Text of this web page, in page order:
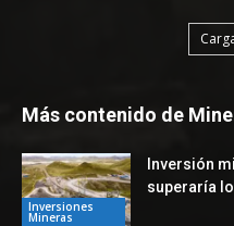
Más contenido de
Inversiones
Mineras
Inversión
superaría